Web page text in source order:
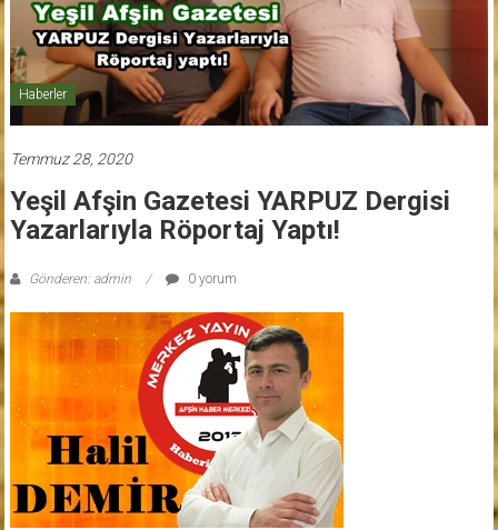
Dergisi
Haberler
Temmuz 28, 2020
Yeşil Afşin Gazetesi YARPUZ Dergisi
Yazarlarıyla Röportaj Yaptı!
Gönderen: admin 0 yorum